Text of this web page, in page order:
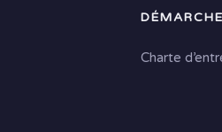
Charte